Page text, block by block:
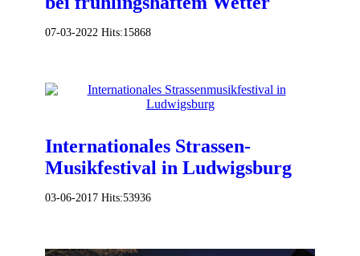
07-03-2022 Hits:15868
Internationales Strassen-
Musikfestival in Ludwigsburg
03-06-2017 Hits:53936